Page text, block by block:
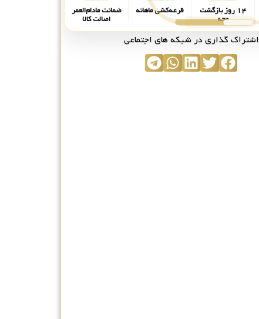
۱۴ روز بازگشت
وجه
قرعه‌کشی ماهانه ضمانت مادام‌العمر
اصالت کالا
اشتراک گذاری در شبکه های اجتماعی